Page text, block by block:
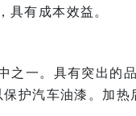
有成本效益。
一。具有突出的
护汽车油漆。加热